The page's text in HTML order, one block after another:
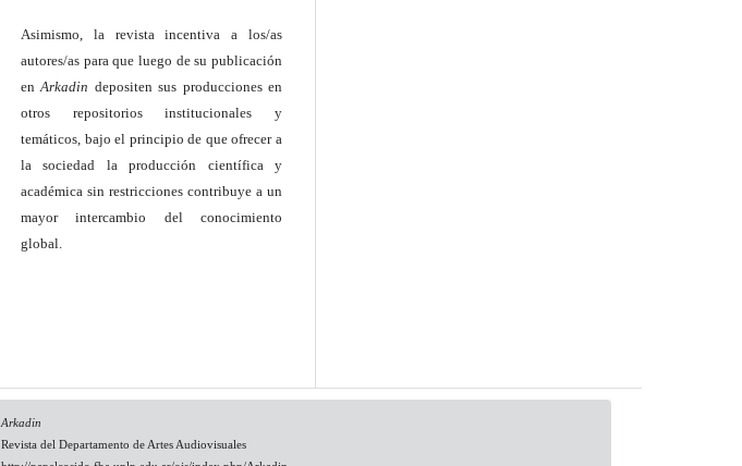
Asimismo, la revista incentiva a los/as
autores/as para que luego de su publicación
en Arkadin depositen sus producciones en
otros repositorios institucionales y
temáticos, bajo el principio de que ofrecer a
la sociedad la producción científica y
académica sin restricciones contribuye a un
mayor intercambio del conocimiento
global.
Arkadin
Revista del Departamento de Artes Audiovisuales